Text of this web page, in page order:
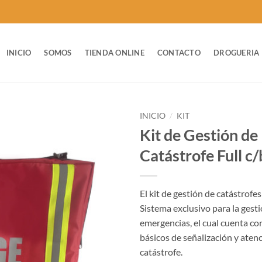
INICIO SOMOS TIENDA ONLINE CONTACTO DROGUERIA
INICIO / KIT
Kit de Gestión de
Catástrofe Full
El kit de gestión de
Sistema exclusivo para la
emergencias, el cual cuenta
básicos de señalización y
catástrofe.